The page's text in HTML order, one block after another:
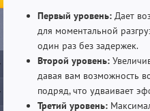
Первый уровень: Дает
для моментальной
один раз без задержек.
Второй уровень:
давая вам возможность
подряд, что удваивает
Третий уровень: